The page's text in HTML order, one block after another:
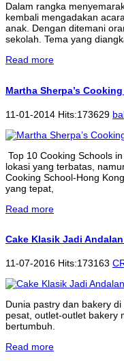
Dalam rangka
kembali mengadakan
anak. Dengan ditemani
sekolah. Tema yang
Read more
Martha Sherpa’s
11-01-2014 Hits:173629
Top 10 Cooking Schools
lokasi yang terbatas,
Cooking School-Hong
yang tepat,
Read more
Cake Klasik Jadi
11-07-2016 Hits:173163
Dunia pastry dan bakery
pesat, outlet-outlet bakery
bertumbuh.
Read more